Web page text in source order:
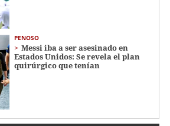
PENOSO
Messi iba a ser asesinado en
Estados Unidos: Se revela el plan
quirúrgico que tenían